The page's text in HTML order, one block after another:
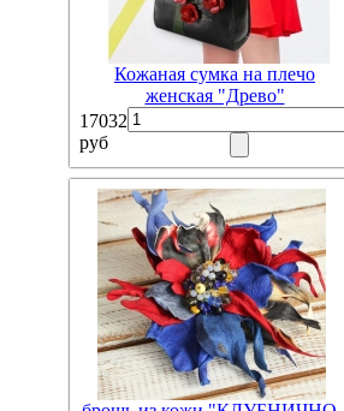
Кожаная сумка на плечо
женская "Древо"
17032
руб